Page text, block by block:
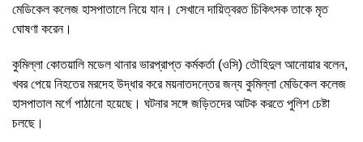
মেডিকেল কলেজ হাসপাতালে নিয়ে যান। সেখানে দায়িত্বরত চিকিৎসক তাকে মৃত
ঘোষণা করেন।
কুমিল্লা কোতয়ালি মডেল থানার ভারপ্রাপ্ত কর্মকর্তা (ওসি) তৌহিদুল আনোয়ার বলেন,
খবর পেয়ে নিহতের মরদেহ উদ্ধার করে ময়নাতদন্তের জন্য কুমিল্লা মেডিকেল কলেজ
হাসপাতাল মর্গে পাঠানো হয়েছে। ঘটনার সঙ্গে জড়িতদের আটক করতে পুলিশ চেষ্টা
চলছে।